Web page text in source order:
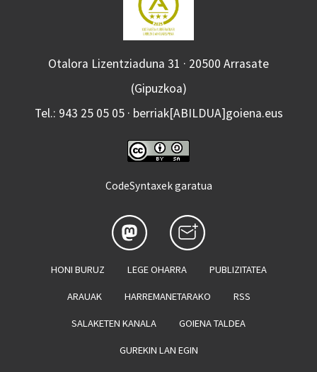
Otalora Lizentziaduna 31 · 20500 Arrasate
(Gipuzkoa)
Tel.: 943 25 05 05 · berriak[ABILDUA]goiena.eus
CodeSyntaxek garatua
HONI BURUZ LEGE OHARRA PUBLIZITATEA
ARAUAK HARREMANETARAKO RSS
SALAKETEN KANALA GOIENA TALDEA
GUREKIN LAN EGIN